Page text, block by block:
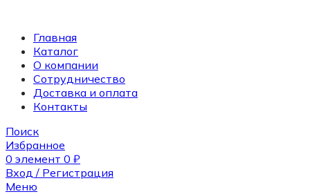
Главная
Каталог
О компании
Сотрудничество
Доставка и оплата
Контакты
Поиск
Избранное
0 элемент 0 ₽
Вход / Регистрация
Меню